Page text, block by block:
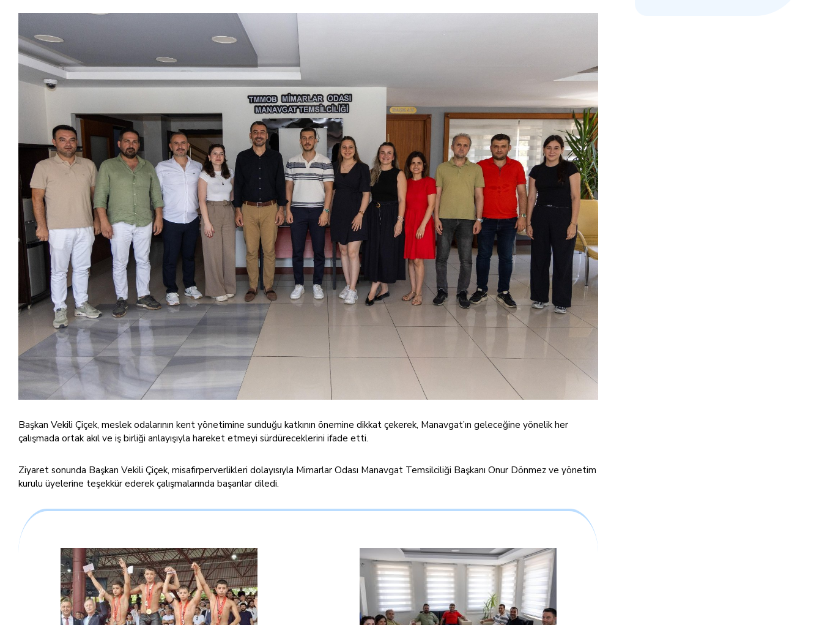
Başkan Vekili Çiçek, meslek odalarının kent yönetimine sunduğu katkının önemine dikkat çekerek, Manavgat’ın geleceğine yönelik her
çalışmada ortak akıl ve iş birliği anlayışıyla hareket etmeyi sürdüreceklerini ifade etti.
Ziyaret sonunda Başkan Vekili Çiçek, misafirperverlikleri dolayısıyla Mimarlar Odası Manavgat Temsilciliği Başkanı Onur Dönmez ve yönetim
kurulu üyelerine teşekkür ederek çalışmalarında başarılar diledi.